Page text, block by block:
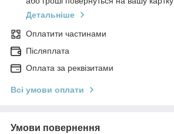
Детальніше
Оплатити частинами
Післяплата
Оплата за реквізитами
Всі умови оплати
Умови повернення